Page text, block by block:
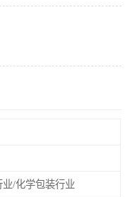
/化学包装行业